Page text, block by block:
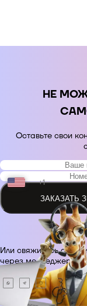
НЕ
Оставьте свои
+1
+48
+380
+420
ЗАКАЗАТЬ
Или свяжитесь с
через месседжер.